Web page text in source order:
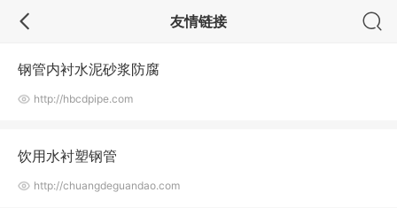
友情链接
钢管内衬水泥砂浆防腐
http://hbcdpipe.com
饮用水衬塑钢管
http://chuangdeguandao.com